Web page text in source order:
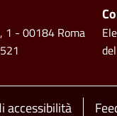
1 - 00184 Roma
accessibilità